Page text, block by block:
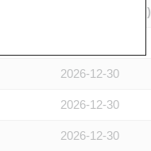
到期日 (年-月-日)
2026-12-30
2026-12-30
2026-12-30